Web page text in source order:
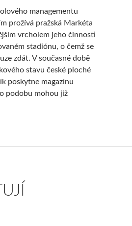
managementu
prožívá pražská Markéta
vrcholem jeho činnosti
stadiónu, o čemž se
zdát. V současné době
stavu české ploché
poskytne magazínu
podobu mohou již